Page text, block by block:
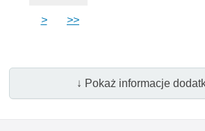
> >>
↓ Pokaż informacje